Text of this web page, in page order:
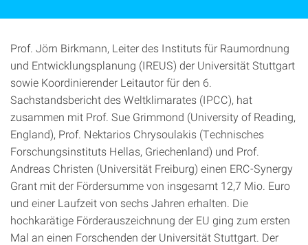
Prof. Jörn Birkmann, Leiter des Instituts für Raumordnung
und Entwicklungsplanung (IREUS) der Universität Stuttgart
sowie Koordinierender Leitautor für den 6.
Sachstandsbericht des Weltklimarates (IPCC), hat
zusammen mit Prof. Sue Grimmond (University of Reading,
England), Prof. Nektarios Chrysoulakis (Technisches
Forschungsinstituts Hellas, Griechenland) und Prof.
Andreas Christen (Universität Freiburg) einen ERC-Synergy
Grant mit der Fördersumme von insgesamt 12,7 Mio. Euro
und einer Laufzeit von sechs Jahren erhalten. Die
hochkarätige Förderauszeichnung der EU ging zum ersten
Mal an einen Forschenden der Universität Stuttgart. Der